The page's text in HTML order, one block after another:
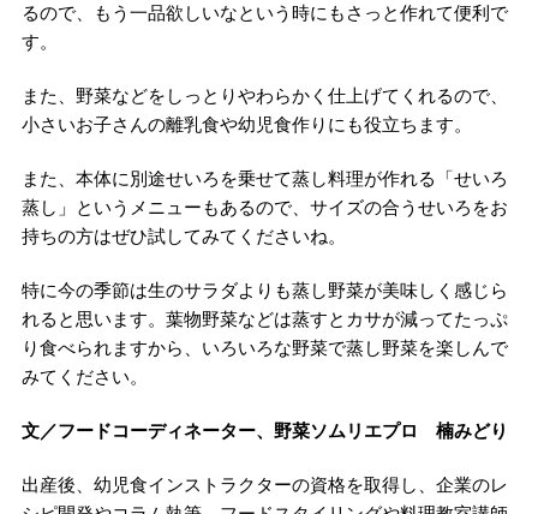
るので、もう一品欲しいなという時にもさっと作れて便利で
す。
また、野菜などをしっとりやわらかく仕上げてくれるので、
小さいお子さんの離乳食や幼児食作りにも役立ちます。
また、本体に別途せいろを乗せて蒸し料理が作れる「せいろ
蒸し」というメニューもあるので、サイズの合うせいろをお
持ちの方はぜひ試してみてくださいね。
特に今の季節は生のサラダよりも蒸し野菜が美味しく感じら
れると思います。葉物野菜などは蒸すとカサが減ってたっぷ
り食べられますから、いろいろな野菜で蒸し野菜を楽しんで
みてください。
文／フードコーディネーター、野菜ソムリエプロ 楠みどり
出産後、幼児食インストラクターの資格を取得し、企業のレ